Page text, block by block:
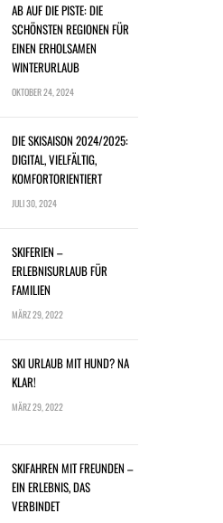
AB AUF DIE PISTE: DIE
SCHÖNSTEN REGIONEN FÜR
EINEN ERHOLSAMEN
WINTERURLAUB
OKTOBER 24, 2024
DIE SKISAISON 2024/2025:
DIGITAL, VIELFÄLTIG,
KOMFORTORIENTIERT
JULI 30, 2024
SKIFERIEN –
ERLEBNISURLAUB FÜR
FAMILIEN
MÄRZ 29, 2022
SKI URLAUB MIT HUND? NA
KLAR!
MÄRZ 29, 2022
SKIFAHREN MIT FREUNDEN –
EIN ERLEBNIS, DAS
VERBINDET